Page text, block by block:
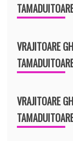
VRAJITOARE
VRAJITOARE